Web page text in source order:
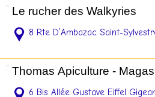
Le rucher des Walkyries
8 Rte D’Ambazac Saint-
Thomas Apiculture -
6 Bis Allée Gustave Eiffel